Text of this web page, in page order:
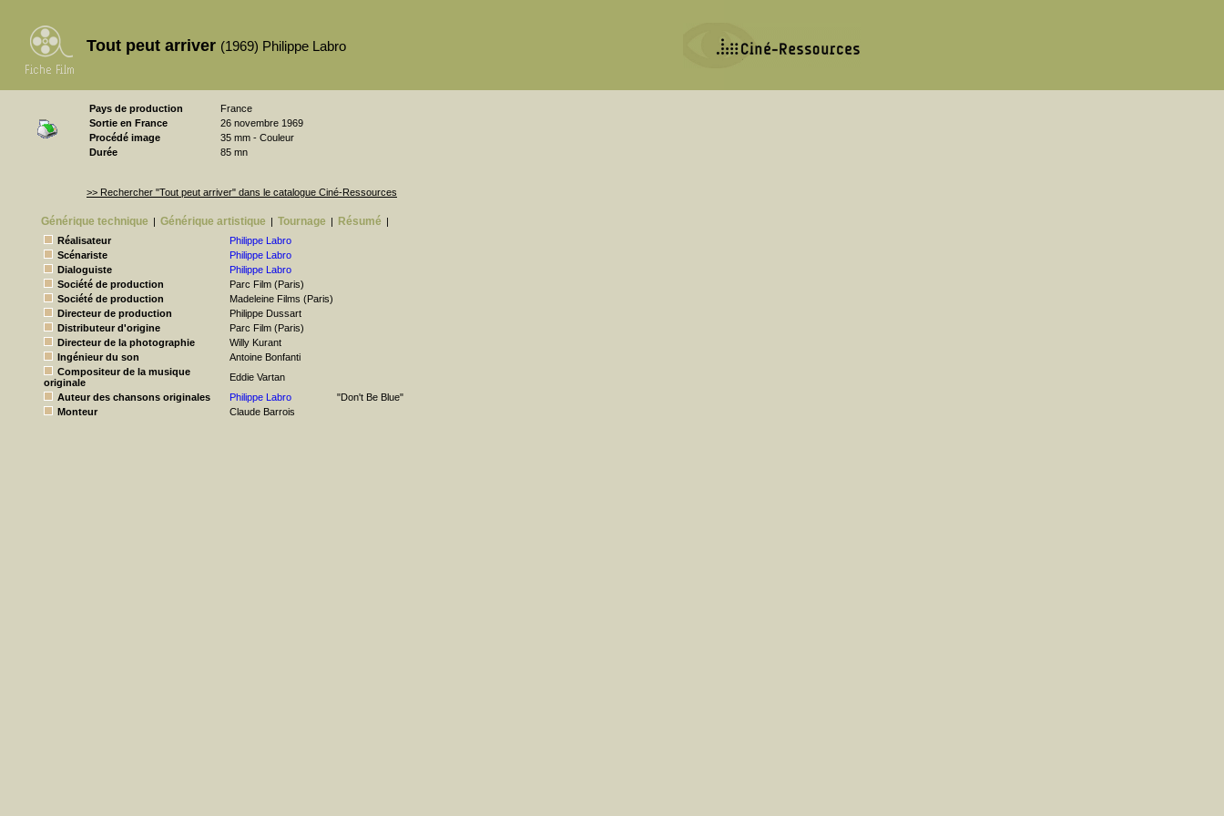
Tout peut arriver (1969) Philippe Labro
Pays de production
France
Sortie en France
26 novembre 1969
Procédé image
35 mm - Couleur
Durée
85 mn
>> Rechercher "Tout peut arriver" dans le catalogue Ciné-Ressources
Générique technique | Générique artistique | Tournage | Résumé |
Réalisateur
Philippe Labro
Scénariste
Philippe Labro
Dialoguiste
Philippe Labro
Société de production
Parc Film (Paris)
Société de production
Madeleine Films (Paris)
Directeur de production
Philippe Dussart
Distributeur d'origine
Parc Film (Paris)
Directeur de la photographie
Willy Kurant
Ingénieur du son
Antoine Bonfanti
Compositeur de la musique
originale
Eddie Vartan
Auteur des chansons originales
Philippe Labro
"Don't Be Blue"
Monteur
Claude Barrois